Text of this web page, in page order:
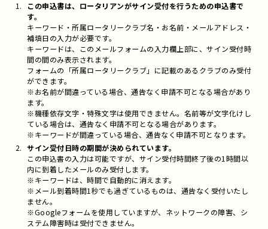
この申込書は、ロータリアンがサイン受付を行うための申込書で
す。
キーワード・所属ロータリークラブ名・お名前・メールアドレス・
補填日の入力が必要です。
キーワードは、このメールフォームの入力欄上部に、サイン受付時
間の間のみ表示されます。
フォームの「所属ロータリークラブ」に記載のあるクラブのみ受付
ができます。
※お名前が間違っている場合、通告なく申請不可となる場合があり
ます。
※機種依存文字・特殊文字は使用できません。名前等が文字化けし
ている場合は、通告なく申請不可となる場合があります。
※キーワードが間違っている場合、通告なく申請不可となります。
サイン受付日時の期間が決められています。
この申込書の入力は可能ですが、サイン受付時間終了後の1時間以
内に到着したメールのみ受付します。
※キーワードは、時間で自動的に消えます。
※メール到着時間1秒でも過ぎているものは、通告なく受付いたし
ません。
※Googleフォームを使用していますが、ネットワークの障害、シ
ステム障害時は受付できません。